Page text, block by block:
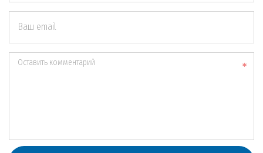
Ваш email
Оставить комментарий